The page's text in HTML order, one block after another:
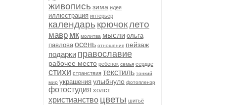
живопись зима идея
иллюстрация интерьер
календарь крючоклето
мавр мк молитва мысли ольга
павлова осень отношения пейзаж
подарки православие
рабочее место ребенок семья сердце
стихи странствия текстиль тонкий
мир украшения улыбнуло фотопленэр
фотостудия холст
христианство цветы шитьё